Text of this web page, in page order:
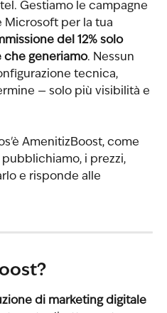
Gestiamo le campagne
Microsoft per la tua
del 12% solo
generiamo. Nessun
tecnica,
— solo più visibilità e
AmenitizBoost, come
i prezzi,
e risponde alle
di marketing digitale